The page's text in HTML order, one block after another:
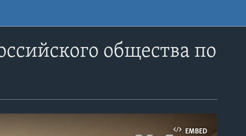
общества по
EMBED